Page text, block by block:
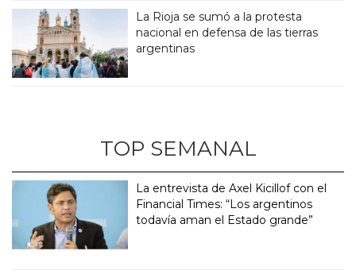
La Rioja se sumó a la protesta
nacional en defensa de las tierras
argentinas
TOP SEMANAL
La entrevista de Axel Kicillof con el
Financial Times: “Los argentinos
todavía aman el Estado grande”